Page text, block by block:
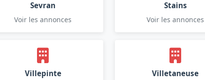
Sevran
Voir les annonces
Stains
Voir les annonces
Villepinte Villetaneuse